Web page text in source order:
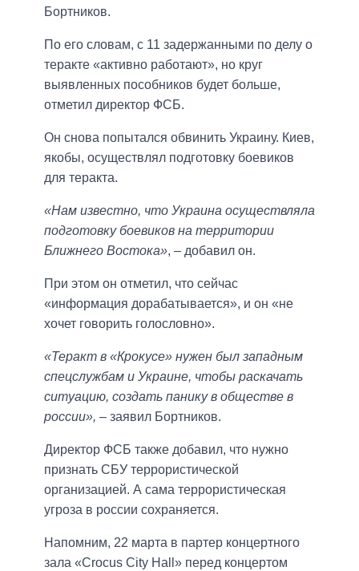
Бортников.
По его словам, с 11 задержанными по делу о
теракте «активно работают», но круг
выявленных пособников будет больше,
отметил директор ФСБ.
Он снова попытался обвинить Украину. Киев,
якобы, осуществлял подготовку боевиков
для теракта.
«Нам известно, что Украина осуществляла
подготовку боевиков на территории
Ближнего Востока», – добавил он.
При этом он отметил, что сейчас
«информация дорабатывается», и он «не
хочет говорить голословно».
«Теракт в «Крокусе» нужен был западным
спецслужбам и Украине, чтобы раскачать
ситуацию, создать панику в обществе в
россии», – заявил Бортников.
Директор ФСБ также добавил, что нужно
признать СБУ террористической
организацией. А сама террористическая
угроза в россии сохраняется.
Напомним, 22 марта в партер концертного
зала «Crocus City Hall» перед концертом